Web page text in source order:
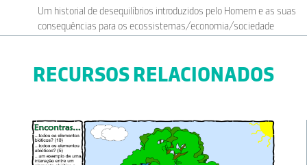
Um historial de desequilíbrios introduzidos pelo Homem e as suas
consequências para os ecossistemas/economia/sociedade
24-09-2013
RECURSOS RELACIONADOS